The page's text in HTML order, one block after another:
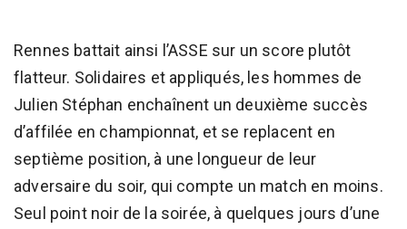
Rennes battait ainsi l’ASSE sur un score plutôt
flatteur. Solidaires et appliqués, les hommes de
Julien Stéphan enchaînent un deuxième succès
d’affilée en championnat, et se replacent en
septième position, à une longueur de leur
adversaire du soir, qui compte un match en moins.
Seul point noir de la soirée, à quelques jours d’une